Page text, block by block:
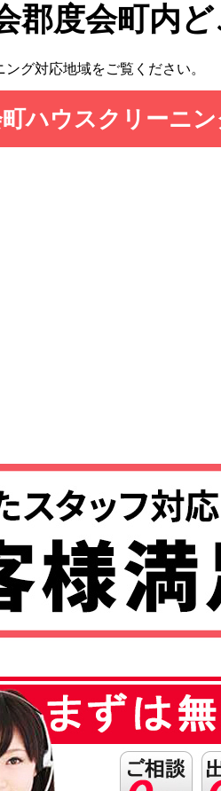
郡度会町内
グ対応地域をご覧ください。
ハウスクリーニ